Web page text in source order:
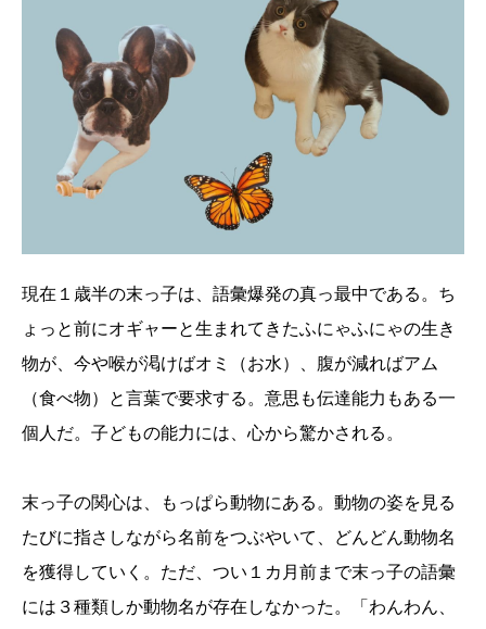
現在１歳半の末っ子は、語彙爆発の真っ最中である。ち
ょっと前にオギャーと生まれてきたふにゃふにゃの生き
物が、今や喉が渇けばオミ（お水）、腹が減ればアム
（食べ物）と言葉で要求する。意思も伝達能力もある一
個人だ。子どもの能力には、心から驚かされる。
末っ子の関心は、もっぱら動物にある。動物の姿を見る
たびに指さしながら名前をつぶやいて、どんどん動物名
を獲得していく。ただ、つい１カ月前まで末っ子の語彙
には３種類しか動物名が存在しなかった。「わんわん、